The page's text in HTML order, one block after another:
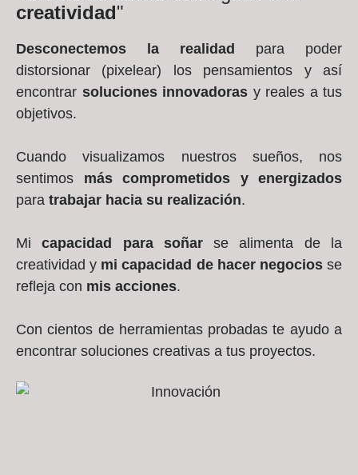
creatividad"
Desconectemos la realidad
para poder
distorsionar (pixelear) los pensamientos y así
encontrar soluciones innovadoras y reales a tus
objetivos.
Cuando visualizamos nuestros sueños, nos
sentimos más comprometidos y energizados
para trabajar hacia su realización.
Micapacidad para soñarse alimenta de la
creatividad y mi capacidad de hacer negociosse
refleja con mis acciones.
Con cientos de herramientas probadas te ayudo a
encontrar soluciones creativas a tus proyectos.